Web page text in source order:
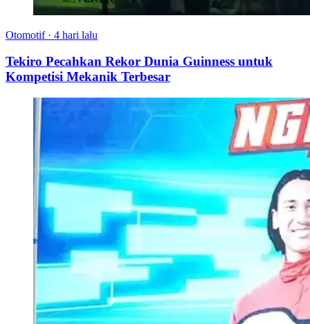
Otomotif · 4 hari lalu
Tekiro Pecahkan Rekor Dunia Guinness untuk
Kompetisi Mekanik Terbesar